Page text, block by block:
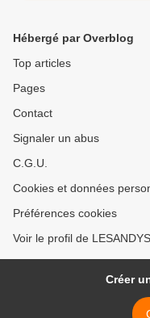
Hébergé par Overblog
Top articles
Pages
Contact
Signaler un abus
C.G.U.
Cookies et données
Préférences cookies
Voir le profil de
Créer